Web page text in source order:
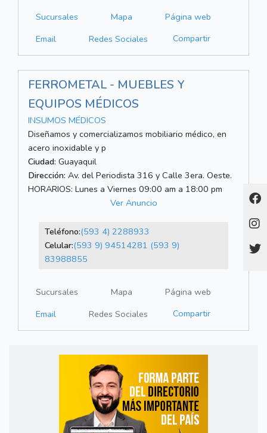
Sucursales Mapa
Página web
Email
Redes Sociales Compartir
FERROMETAL - MUEBLES Y
EQUIPOS MÉDICOS
INSUMOS MÉDICOS
Diseñamos y comercializamos mobiliario médico, en
acero inoxidable y p
Ciudad: Guayaquil
Dirección: Av. del Periodista 316 y Calle 3era. Oeste.
HORARIOS: Lunes a Viernes 09:00 am a 18:00 pm
Ver Anuncio
Teléfono:(593 4) 2288933
Celular:(593 9) 94514281 (593 9)
83988855
Sucursales Mapa
Página web
Email
Redes Sociales Compartir